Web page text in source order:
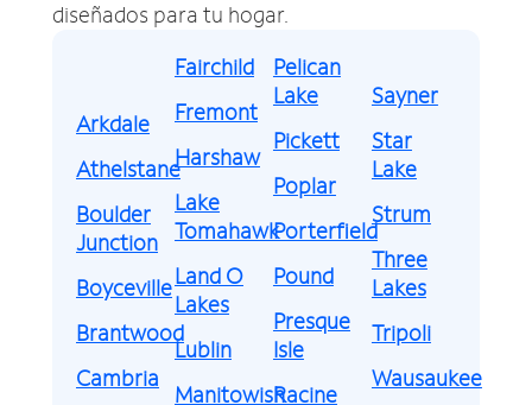
diseñados para tu hogar.
Arkdale
Athelstane
Boulder
Junction
Boyceville
Brantwood
Cambria
Fairchild
Fremont
Harshaw
Lake
Tomahawk
Land O
Lakes
Lublin
Manitowish
Pelican
Lake
Pickett
Poplar
Porterfield
Pound
Presque
Isle
Racine
Sayner
Star
Lake
Strum
Three
Lakes
Tripoli
Wausaukee